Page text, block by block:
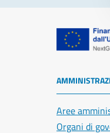
Aree
Organi di